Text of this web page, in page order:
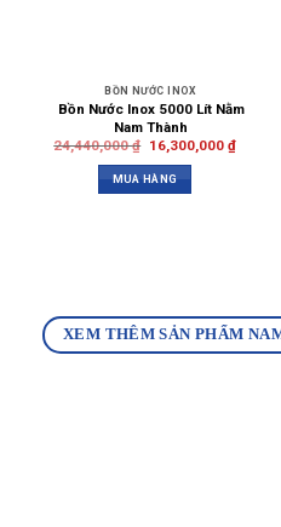
BỒN NƯỚC INOX
Bồn Nước Inox 5000 Lít Nằm
Nam Thành
24,440,000₫ 16,300,000 ₫
MUA HÀNG
XEM THÊM SẢN PHẨM